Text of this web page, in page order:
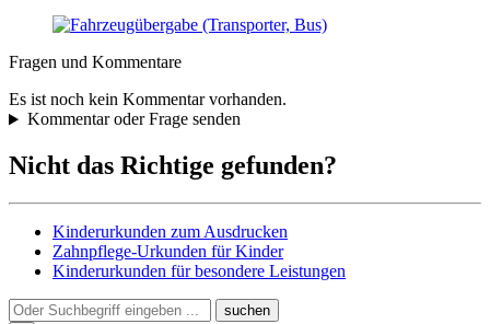
Fragen und Kommentare
Es ist noch kein Kommentar vorhanden.
Kommentar oder Frage senden
Nicht das Richtige gefunden?
Kinderurkunden zum Ausdrucken
Zahnpflege-Urkunden für Kinder
Kinderurkunden für besondere Leistungen